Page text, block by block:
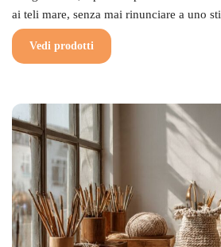
ai teli mare, senza mai rinunciare a uno
Vedi prodotti